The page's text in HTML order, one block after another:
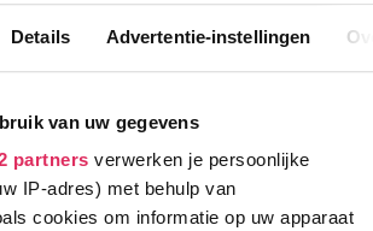
Details Advertentie-instellingen
van uw gegevens
partners verwerken je persoonlijke
IP-adres) met behulp van
cookies om informatie op uw apparaat